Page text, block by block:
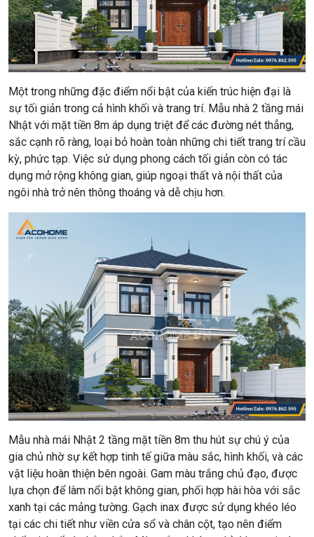
Một trong những đặc điểm nổi bật của kiến trúc hiện đại là
sự tối giản trong cả hình khối và trang trí. Mẫu nhà 2 tầng mái
Nhật với mặt tiền 8m áp dụng triệt để các đường nét thẳng,
sắc cạnh rõ ràng, loại bỏ hoàn toàn những chi tiết trang trí cầu
kỳ, phức tạp. Việc sử dụng phong cách tối giản còn có tác
dụng mở rộng không gian, giúp ngoại thất và nội thất của
ngôi nhà trở nên thông thoáng và dễ chịu hơn.
Mẫu nhà mái Nhật 2 tầng mặt tiền 8m thu hút sự chú ý của
gia chủ nhờ sự kết hợp tinh tế giữa màu sắc, hình khối, và các
vật liệu hoàn thiện bên ngoài. Gam màu trắng chủ đạo, được
lựa chọn để làm nổi bật không gian, phối hợp hài hòa với sắc
xanh tại các mảng tường. Gạch inax được sử dụng khéo léo
tại các chi tiết như viền cửa sổ và chân cột, tạo nên điểm